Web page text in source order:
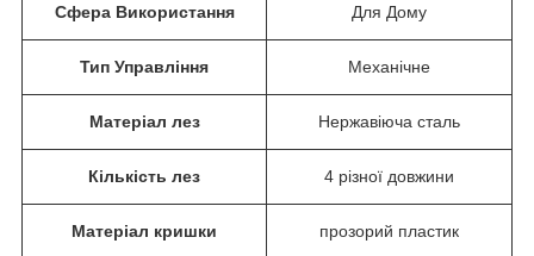
Сфера Використання Для Дому
Тип Управління Механічне
Матеріал лез Нержавіюча сталь
Кількість лез 4 різної довжини
Матеріал кришки прозорий пластик